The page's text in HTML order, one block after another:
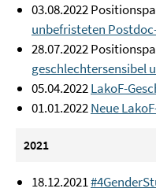
03.08.2022
unbefristeten
28.07.2022
geschlechtersensibel
05.04.2022LakoF-
01.01.2022Neue
2021
18.12.2021